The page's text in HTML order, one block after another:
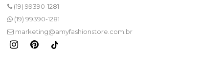
(19) 99390-1281
(19) 99390-1281
marketing@amyfashionstore.com.br